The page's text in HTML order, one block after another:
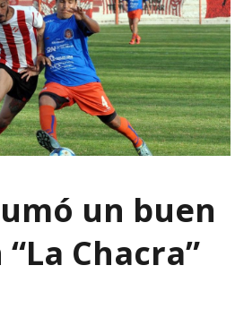
un buen
Chacra”